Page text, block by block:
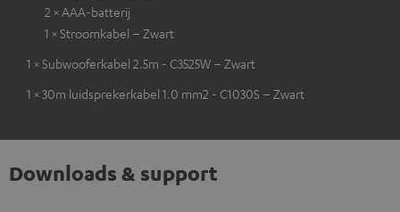
2 × AAA-batterij
1 × Stroomkabel – Zwart
1 × Subwooferkabel 2.5m - C3525W – Zwart
1 × 30m luidsprekerkabel 1.0 mm2 - C1030S – Zwart
Downloads & support